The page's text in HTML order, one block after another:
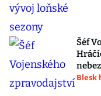
Šéf
Blesk